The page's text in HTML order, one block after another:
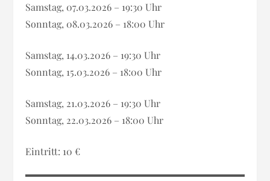
Samstag, 07.03.2026 – 19:30 Uhr
Sonntag, 08.03.2026 – 18:00 Uhr
Samstag, 14.03.2026 – 19:30 Uhr
Sonntag, 15.03.2026 – 18:00 Uhr
Samstag, 21.03.2026 – 19:30 Uhr
Sonntag, 22.03.2026 – 18:00 Uhr
Eintritt: 10 €